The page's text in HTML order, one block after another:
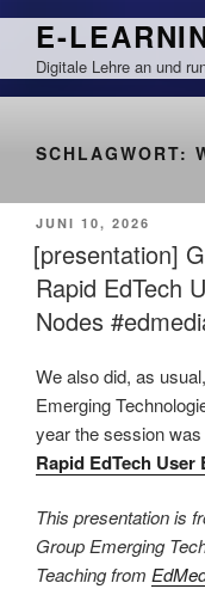
Zum
springen
E-
Digitale Lehre an und
SCHLAGWORT:
VERÖFFENTLICHT
AM
JUNI 10, 2026
[presentation]
Rapid EdTech
Nodes
We also did, as
Emerging
year the session was
Rapid EdTech User
This presentation is
Group Emerging
Teaching from